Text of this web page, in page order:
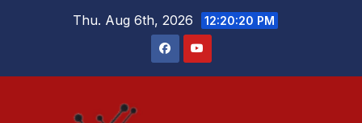
Thu. Aug 6th, 2026 12:20:20 PM